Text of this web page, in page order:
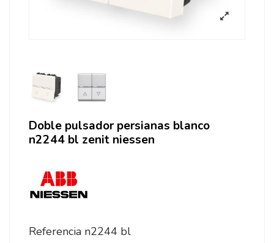
Doble pulsador persianas blanco
n2244 bl zenit niessen
Referencia n2244 bl